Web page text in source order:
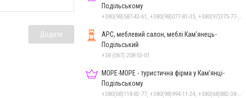
Додати
Подільському
+380(98)587-43-61, +380(98)077-81-35, +380(97)375-77-72, +380(97)982-31-07
АРС, меблевий салон, меблі Кам'янець-
Подільський
+38 (067) 208-53-01
МОРЕ-МОРЕ - туристична фірма у Кам’янці-
Подільському
+380(68)118-82-77, +380(98)994-11-24, +380(68)882-38-28